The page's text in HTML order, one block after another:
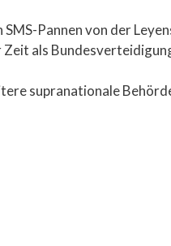
SMS-Pannen von der
als
supranationale